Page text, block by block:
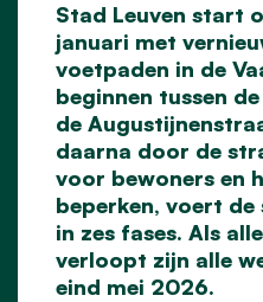
Stad Leuven start
januari met
voetpaden in de
beginnen tussen
de
daarna door de
voor bewoners en
beperken, voert
in zes fases. Als
verloopt zijn alle
eind mei 2026.